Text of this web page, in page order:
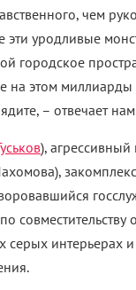
чем
эти уродливые
городское
на этом миллиарды
– отвечает
),
интерьерах